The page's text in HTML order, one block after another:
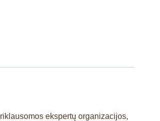
ekspertų organizacijos,